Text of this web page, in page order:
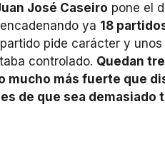
José Caseiro pone el
ya 18
pide carácter y
controlado. Quedan
mucho más fuerte que
de que sea demasiado